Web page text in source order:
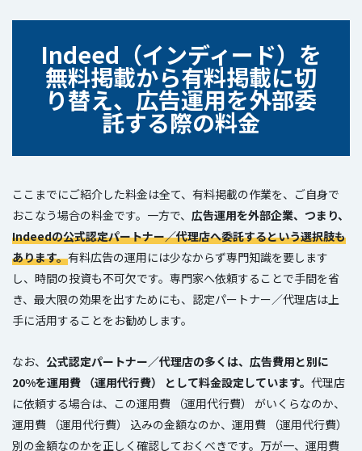
Indeed（インディード）を
無料掲載から有料掲載に切
り替え、広告運用を外部委
託する際の料金
ここまでにご紹介した料金は全て、有料掲載の作業を、ご自身で
おこなう場合の料金です。一方で、 広告運用を外部企業、つまり、
Indeedの公式認定パートナー／代理店へ委託するという選択肢も
あります。有料広告の運用には少なからず専門知識を要します
し、時間の投資も不可欠です。専門家へ依頼することで手間を省
き、最大限の効果を出すためにも、認定パートナー／代理店は上
手に活用することをお勧めします。
なお、 公式認定パートナー／代理店の多くは、広告費用と別に
20%を運用費 （運用代行費） として料金設定しています。 代理店
に依頼する場合は、この運用費 （運用代行費） がいくらなのか、
運用費 （運用代行費） 込みの金額なのか、運用費 （運用代行費）
別の金額なのかを正しく確認しておくべきです。万が一、運用費